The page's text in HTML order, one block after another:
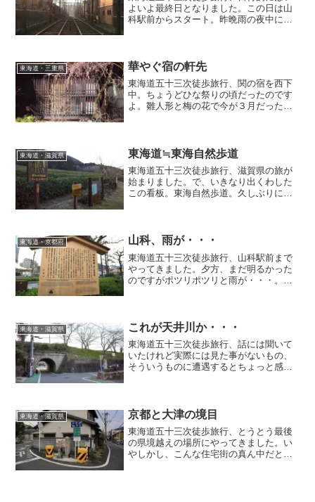
よいよ最終日となりました。この日は山
科駅前からスタート。昨晩雨の夜中にゴ
朝の歩き旅、季節が春ということもあっ
て最高な気分でした。
東海道・三重県 華やぐ宿の軒先
東海道五十三次徒歩旅行、関の宿を西下
中。ちょうどひな祭りの頃だったのです
よ。雛人形と梅の花で今が３月だったと
東海道・滋賀県 東海道≒東海自然歩道
東海道五十三次徒歩旅行、滋賀県の旅が
始まりました。で、いきなり出くわした
この看板。東海自然歩道。久しぶりに目
足や林間学校だったかなぁ。
東海道・京都府 山科、雨が・・・
東海道五十三次徒歩旅行、山科駅前まで
やってきました。夕方、まだ明るかった
のですがポツリポツリと雨が・・・。雨
旅の終焉が見えてきました。
東海道・滋賀県 これが天井川か・・・
東海道五十三次徒歩旅行、話には聞いて
いたけれど実際には見た事がないもの、
そういうものに遭遇するとちょっと感動
はほとんど枯れてる川が多いようです
が・・・遺構はしっかり残っておりまし
た。
東海道・滋賀県 京都と大津の境目
東海道五十三次徒歩旅行、とうとう最後
の県境越えの場所にやってきました。い
やしかし、こんな住宅街の真ん中だとは